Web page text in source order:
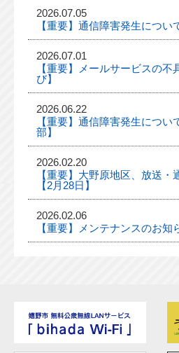
2026.07.05
【重要】通信障害発生につい
2026.07.01
【重要】メールサービスの不
び】
2026.06.22
【重要】通信障害発生につい
部】
2026.02.20
【重要】大野原地区、放送
【2月28日】
2026.02.06
【重要】メンテナンスのお知